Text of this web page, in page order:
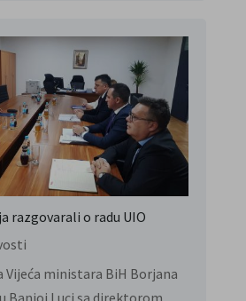
razgovarali o radu UIO
Vijeća ministara BiH Borjana
Banjoj Luci sa direktorom